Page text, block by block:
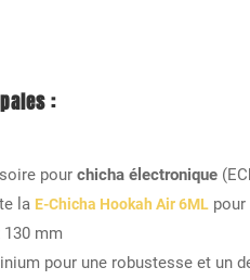
:
pour chicha électronique
la E-Chicha Hookah Air 6ML
130 mm
pour une robustesse et un